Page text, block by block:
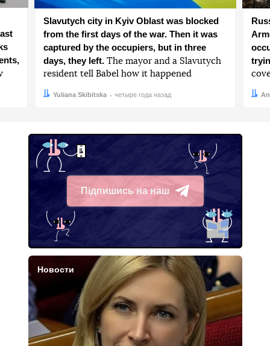
Slavutych city in Kyiv Oblast was blocked
from the first days of the war. Then it was
captured by the occupiers, but in three
days, they left. The mayor and a Slavutych
resident tell Babel how it happened
Автор:
Yuliana Skibitska
Дата: четыре года назад Дата:
Підпишись на наш
Telegram
Новости